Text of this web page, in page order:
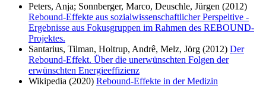
Peters, Anja; Sonnberger, Marco, Deuschle, Jürgen (2012)
Rebound-Effekte aus sozialwissenschaftlicher Perspeltive -
Ergebnisse aus Fokusgruppen im Rahmen des REBOUND-
Projektes.
Santarius, Tilman, Holtrup, Andrê, Melz, Jörg (2012) Der
Rebound-Effekt. Über die unerwünschten Folgen der
erwünschten Energieeffizienz
Wikipedia (2020) Rebound-Effekte in der Medizin